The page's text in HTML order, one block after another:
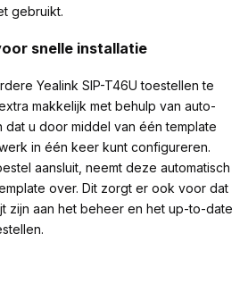
gebruikt.
snelle installatie
Yealink SIP-T46U toestellen te
makkelijk met behulp van auto-
dat u door middel van één template
in één keer kunt configureren.
aansluit, neemt deze automatisch
over. Dit zorgt er ook voor dat
zijn aan het beheer en het up-to-date